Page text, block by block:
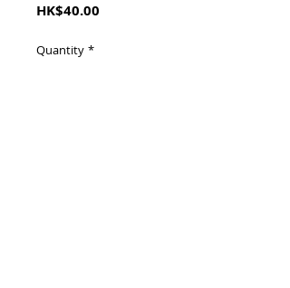
HK$40.00
Quantity *